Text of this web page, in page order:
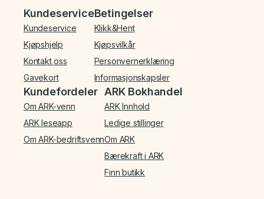
Bunnmeny
Kundeservice
Kundeservice
Kjøpshjelp
Kontakt oss
Gavekort
Betingelser
Klikk&Hent
Kjøpsvilkår
Personvernerklæring
Informasjonskapsler
Kundefordeler
Om ARK-venn
ARK leseapp
Om ARK-bedriftsvenn
ARK Bokhandel
ARK Innhold
Ledige stillinger
Om ARK
Bærekraft i ARK
Finn butikk